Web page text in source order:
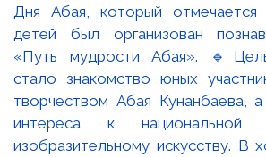
Дня Абая, который отмечается
детей был организован
«Путь мудрости Абая».
стало знакомство юных
творчеством Абая Кунанбаева,
интереса к национальной
изобразительному искусству. В